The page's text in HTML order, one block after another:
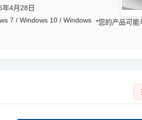
4月28日
7 / Windows 10 / Windows *您的产品可能